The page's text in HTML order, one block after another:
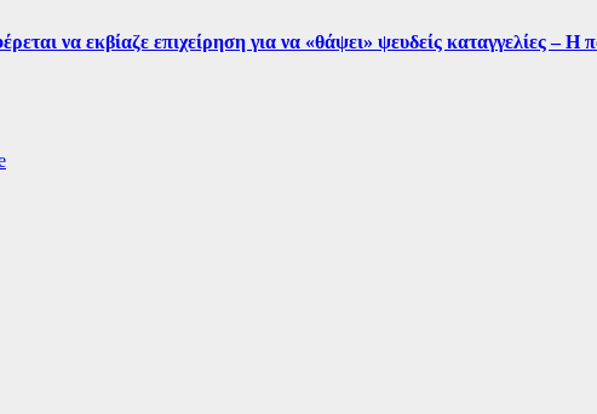
να εκβίαζε επιχείρηση για να «θάψει» ψευδείς καταγγελίες –